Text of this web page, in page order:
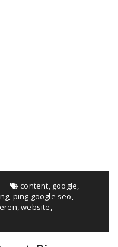
content, google,
, ping google seo,
,website,